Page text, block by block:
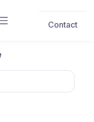
Contact